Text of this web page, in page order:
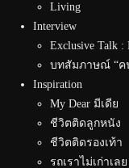
Living
Interview
Exclusive Talk :
บทสัมภาษณ์ “ค
Inspiration
My Dear มีเดีย
ชีวิตติดลูกหนัง
ชีวิตติดรองเท้า
รถเราไม่เก่าเลย